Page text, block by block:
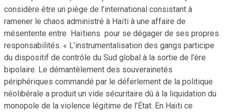
considère être un piège de l’international consistant à
ramener le chaos administré à Haïti à une affaire de
mésentente entre Haïtiens pour se dégager de ses propres
responsabilités. « L’instrumentalisation des gangs participe
du dispositif de contrôle du Sud global à la sortie de l’ère
bipolaire. Le démantèlement des souverainetés
périphériques commandé par le déferlement de la politique
néolibérale a produit un vide sécuritaire dû à la liquidation du
monopole de la violence légitime de l’État. En Haïti ce